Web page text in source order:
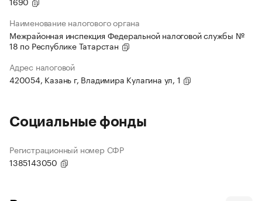
Наименование налогового органа
Межрайонная инспекция Федеральной налоговой службы №
18 по Республике Татарстан
Адрес налоговой
420054, Казань г, Владимира Кулагина ул, 1
Социальные фонды
Регистрационный номер СФР
1385143050